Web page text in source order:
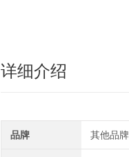
详细介绍
品牌 其他品牌